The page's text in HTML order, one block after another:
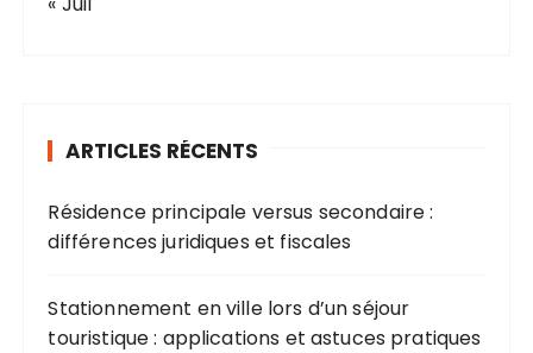
ARTICLES RÉCENTS
Résidence principale versus secondaire :
différences juridiques et fiscales
Stationnement en ville lors d’un séjour
touristique : applications et astuces pratiques